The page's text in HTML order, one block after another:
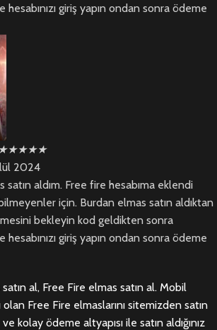
giriş yapın ondan sonra ödeme
★★★★★
2024
aldım. Free fire hesabıma eklendi
için. Burdan elmas satın aldıktan
bekleyin kod geldikten sonra
giriş yapın ondan sonra ödeme
al, Free Fire elmas satın al. Mobil
Free Fire elmaslarını sitemizden satın
kolay ödeme altyapısı ile satın aldığınız